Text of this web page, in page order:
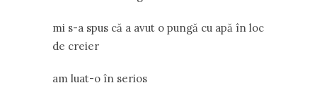
mi s-a spus că a avut o pungă cu apă în loc
de creier
am luat-o în serios